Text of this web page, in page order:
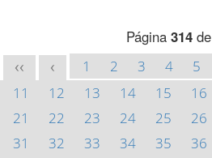
Página 314de
<< < 1 2 3 4 5
11
12 13 14 15 16
21
22 23 24 25 26
31
32 33 34 35 36